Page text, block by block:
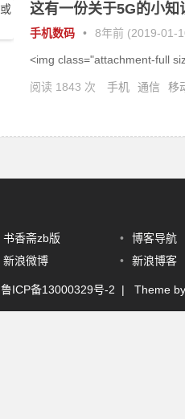
这有一份关于5G的小知
手机数码 • 8年前 (2019-01-
˂img class="attachment-full
阅读 1843 次 手机 通信 移
书香斋zb版 • 博客导航
新浪微博 • 新浪博客
鲁ICP备13000329号-2 | Theme